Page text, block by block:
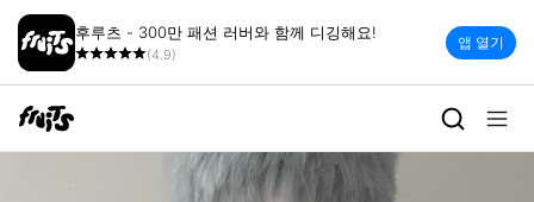
후루츠 - 300만 패션 러버와 함께 디깅해요!
(4.9)
앱 열기